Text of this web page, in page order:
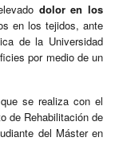
dolor en los
en los tejidos, ante
de la Universidad
por medio de un
se realiza con el
de Rehabilitación de
del Máster en